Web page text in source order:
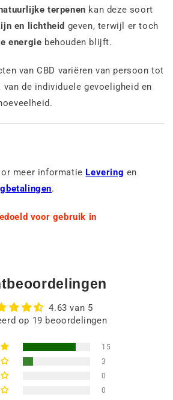
terpenen kan deze soort
en lichtheid geven, terwijl er toch
energie behouden blijft.
van CBD variëren van persoon tot
de individuele gevoeligheid en
meer informatie Levering en
.
voor gebruik in
4.63 van 5
op 19 beoordelingen
15
3
0
0